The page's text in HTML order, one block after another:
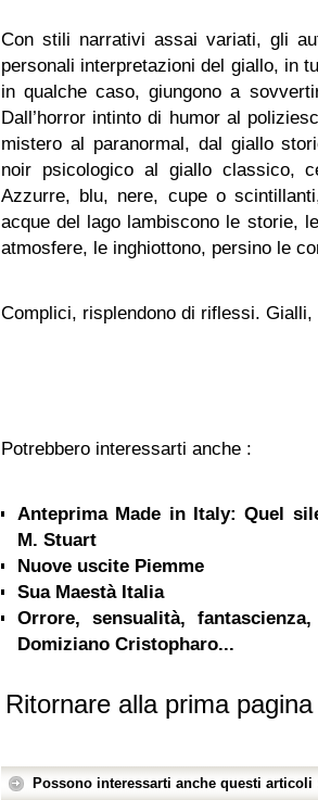
Con stili narrativi assai variati, gli
personali interpretazioni del giallo, in
in qualche caso, giungono a
Dall’horror intinto di humor al
mistero al paranormal, dal giallo
noir psicologico al giallo classico,
Azzurre, blu, nere, cupe o
acque del lago lambiscono le storie,
atmosfere, le inghiottono, persino le
Complici, risplendono di riflessi. Gialli,
Potrebbero interessarti anche :
Anteprima Made in Italy: Quel
M. Stuart
Nuove uscite Piemme
Sua Maestà Italia
Orrore, sensualità,
Domiziano Cristopharo...
Ritornare alla prima pagina
Possono interessarti anche questi articoli